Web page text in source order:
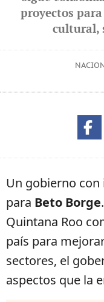
proyectos
cultural,
Un gobierno con
para Beto Borge
Quintana Roo
país para
sectores, el
aspectos que la